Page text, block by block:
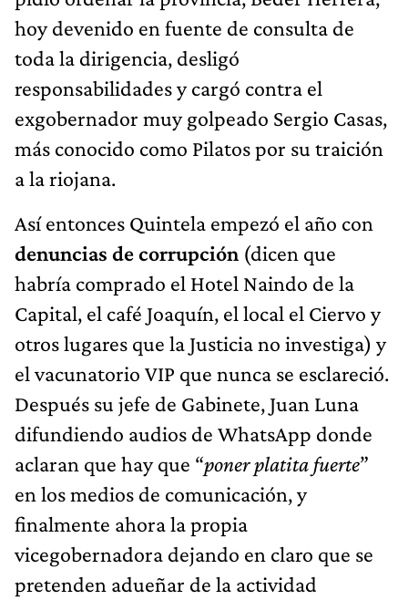
hoy devenido en fuente de consulta de
toda la dirigencia, desligó
responsabilidades y cargó contra el
exgobernador muy golpeado Sergio Casas,
más conocido como Pilatos por su traición
a la riojana.
Así entonces Quintela empezó el año con
denuncias de corrupción (dicen que
habría comprado el Hotel Naindo de la
Capital, el café Joaquín, el local el Ciervo y
otros lugares que la Justicia no investiga) y
el vacunatorio VIP que nunca se esclareció.
Después su jefe de Gabinete, Juan Luna
difundiendo audios de WhatsApp donde
aclaran que hay que “poner platita fuerte”
en los medios de comunicación, y
finalmente ahora la propia
vicegobernadora dejando en claro que se
pretenden adueñar de la actividad